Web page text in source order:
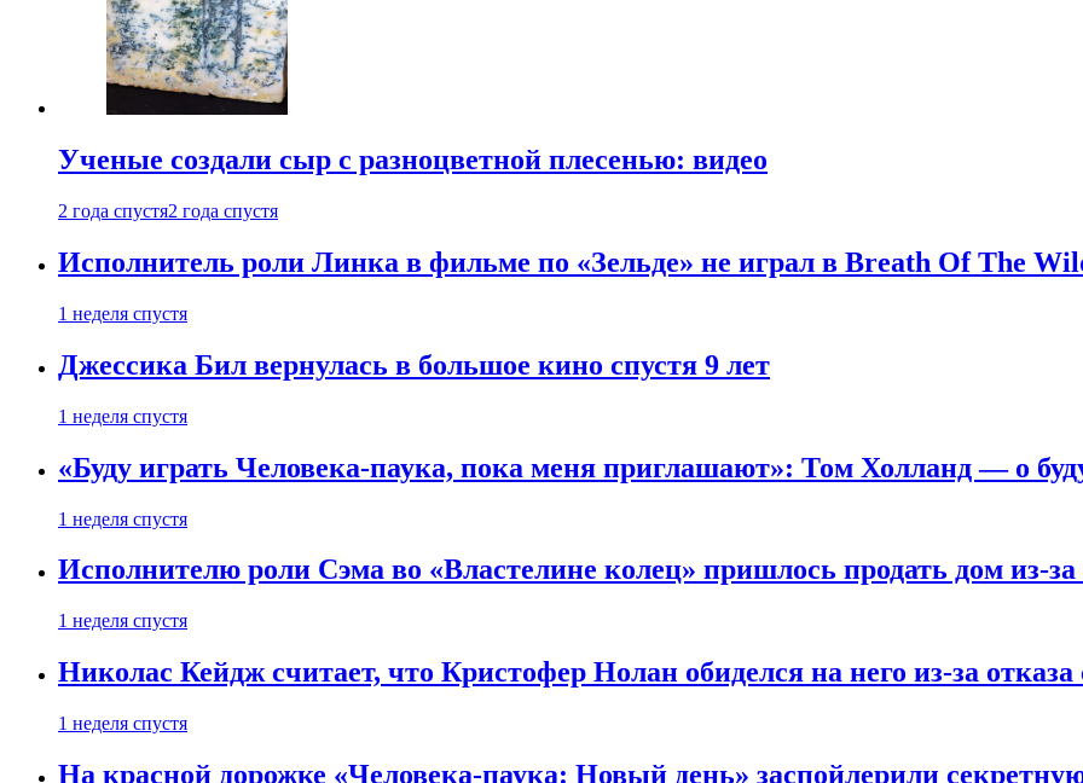
Ученые создали сыр с разноцветной плесенью: видео
2 года спустя2 года спустя
Исполнитель роли Линка в фильме по «Зельде» не играл в Breath Of The
1 неделя спустя
Джессика Бил вернулась в большое кино спустя 9 лет
1 неделя спустя
«Буду играть Человека-паука, пока меня приглашают»: Том Холланд — о
1 неделя спустя
Исполнителю роли Сэма во «Властелине колец» пришлось продать дом из-за
1 неделя спустя
Николас Кейдж считает, что Кристофер Нолан обиделся на него из-за
1 неделя спустя
На красной дорожке «Человека-паука: Новый день» заспойлерили